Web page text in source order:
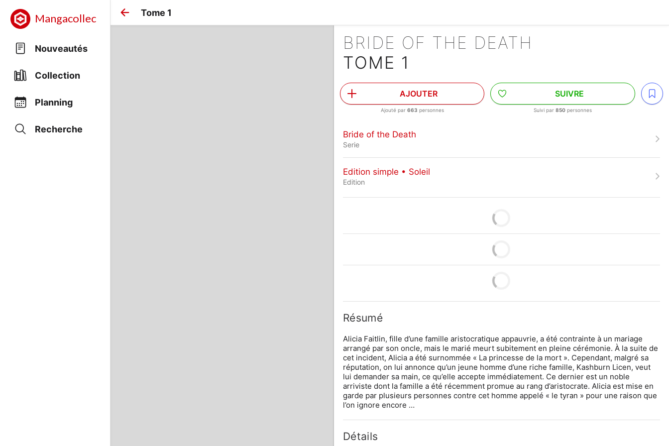
Mangacollec
Nouveautés
Collection
Planning
Recherche
Tome 1
BRIDE OF THE DEATH
TOME 1
AJOUTER
Ajouté par 663 personnes
SUIVRE
Suivi par850 personnes
Bride of the Death
Serie
Edition simple • Soleil
Edition
Résumé
Alicia Faitlin, fille d’une famille aristocratique appauvrie, a été contrainte à un mariage
arrangé par son oncle, mais le marié meurt subitement en pleine cérémonie. À la suite de
cet incident, Alicia a été surnommée « La princesse de la mort ». Cependant, malgré sa
réputation, on lui annonce qu’un jeune homme d’une riche famille, Kashburn Licen, veut
lui demander sa main, ce qu’elle accepte immédiatement. Ce dernier est un noble
arriviste dont la famille a été récemment promue au rang d’aristocrate. Alicia est mise en
garde par plusieurs personnes contre cet homme appelé « le tyran » pour une raison que
l’on ignore encore …
Détails